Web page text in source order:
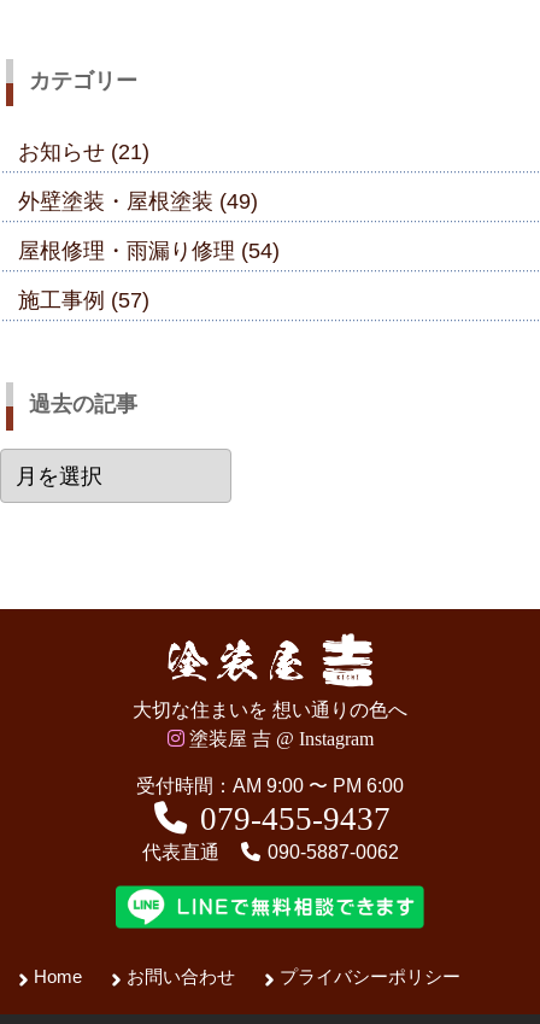
カテゴリー
お知らせ (21)
外壁塗装・屋根塗装 (49)
屋根修理・雨漏り修理 (54)
施工事例 (57)
過去の記事
去
大切な住まいを 想い通りの色へ
塗装屋 吉 @ Instagram
受付時間：AM 9:00 〜 PM 6:00
079-455-9437
代表直通 090-5887-0062
Home お問い合わせ プライバシーポリシー